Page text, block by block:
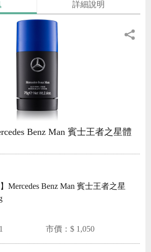
詳細說明
Benz Man 賓士王者之星體
Mercedes Benz Man 賓士王者之星
市價：$ 1,050